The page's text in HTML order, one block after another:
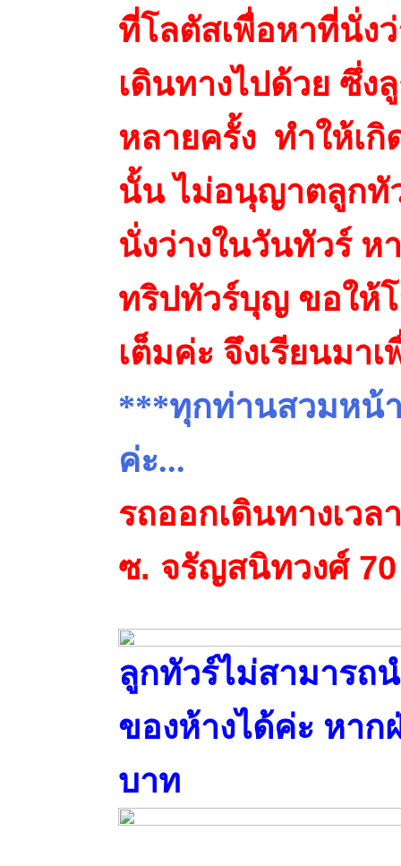
ที่โลตัสเพื่อหาที่นั่ง
เดินทางไปด้วย ซึ่
หลายครั้ง ทำให้เกิ
นั้น ไม่อนุญาตลูกทั
นั่งว่างในวันทัวร์ ห
ทริปทัวร์บุญ ขอให้
เต็มค่ะ จึงเรียนมา
***ทุกท่านสวมหน้
ค่ะ...
รถออกเดินทางเว
ซ. จรัญสนิทวงศ์ 70
ลูกทัวร์ไม่สามารถ
ของห้างได้ค่ะ หาก
บาท